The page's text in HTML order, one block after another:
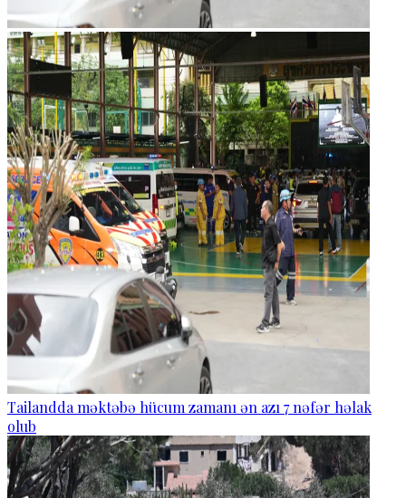
Tailandda məktəbə hücum zamanı ən azı 7 nəfər həlak
olub